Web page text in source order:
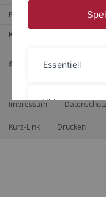
Portale
Kontaktinfo
© 2026 Eberhard Karls
Impressum
Kurz-Link Drucken
Essentiell
Videos